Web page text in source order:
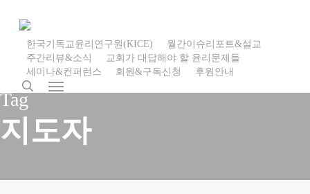
content
한국기독교윤리연구원(KICE)
월간이슈리포트&설교
주간리뷰&소식
교회가 대답해야 할 윤리문제들
세미나&컨퍼런스
회원&구독신청 후원안내
search
Menu
Tag
지도자